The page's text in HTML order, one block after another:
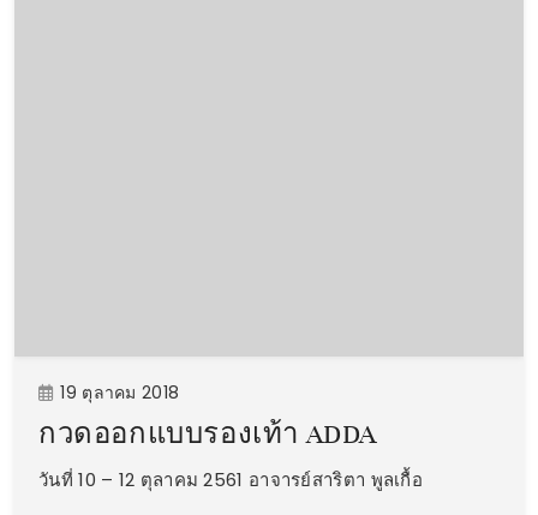
19 ตุลาคม 2018
กวดออกแบบรองเท้า ADDA
วันที่ 10 – 12 ตุลาคม 2561 อาจารย์สาริตา พูลเกื้อ